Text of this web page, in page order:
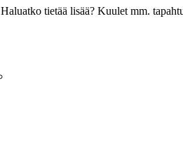
Haluatko tietää lisää? Kuulet mm.